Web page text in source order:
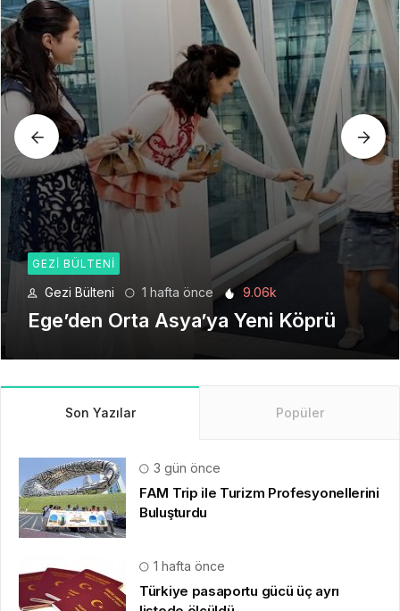
GEZI BÜLTENI
Gezi Bülteni 6.24k
Seyahat Teknolojilerinde Yeni Bir
Dönem
Son Yazılar Popüler
3 gün önce
FAM Trip ile Turizm Profesyonellerini
Buluşturdu
1 hafta önce
Türkiye pasaportu gücü üç ayrı